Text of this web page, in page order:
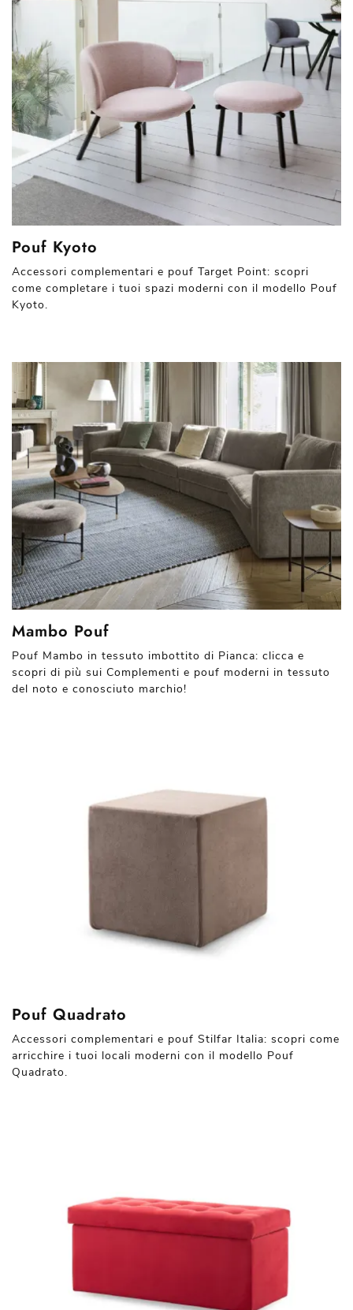
Pouf Kyoto
Accessori complementari e pouf Target Point: scopri
come completare i tuoi spazi moderni con il modello Pouf
Kyoto.
Mambo Pouf
Pouf Mambo in tessuto imbottito di Pianca: clicca e
scopri di più sui Complementi e pouf moderni in tessuto
del noto e conosciuto marchio!
Pouf Quadrato
Accessori complementari e pouf Stilfar Italia: scopri come
arricchire i tuoi locali moderni con il modello Pouf
Quadrato.